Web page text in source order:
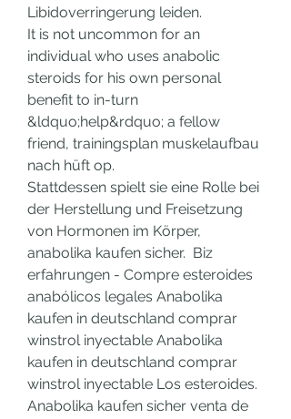
Libidoverringerung leiden.
It is not uncommon for an
individual who uses anabolic
steroids for his own personal
benefit to in-turn
&ldquo;help&rdquo; a fellow
friend, trainingsplan muskelaufbau
nach hüft op.
Stattdessen spielt sie eine Rolle bei
der Herstellung und Freisetzung
von Hormonen im Körper,
anabolika kaufen sicher.  Biz
erfahrungen - Compre esteroides
anabólicos legales Anabolika
kaufen in deutschland comprar
winstrol inyectable Anabolika
kaufen in deutschland comprar
winstrol inyectable Los esteroides.
Anabolika kaufen sicher venta de